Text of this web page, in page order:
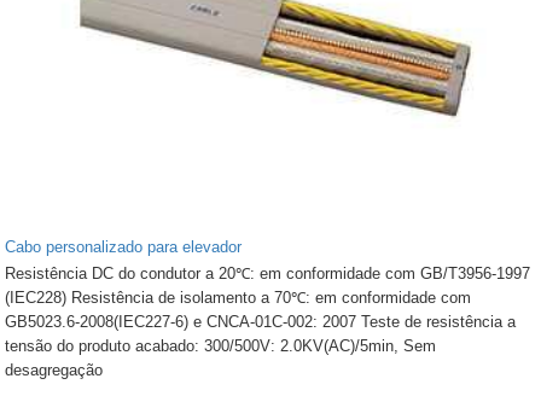
Cabo personalizado para elevador
Resistência DC do condutor a 20℃: em conformidade com GB/T3956-1997
(IEC228) Resistência de isolamento a 70℃: em conformidade com
GB5023.6-2008(IEC227-6) e CNCA-01C-002: 2007 Teste de resistência a
tensão do produto acabado: 300/500V: 2.0KV(AC)/5min, Sem
desagregação